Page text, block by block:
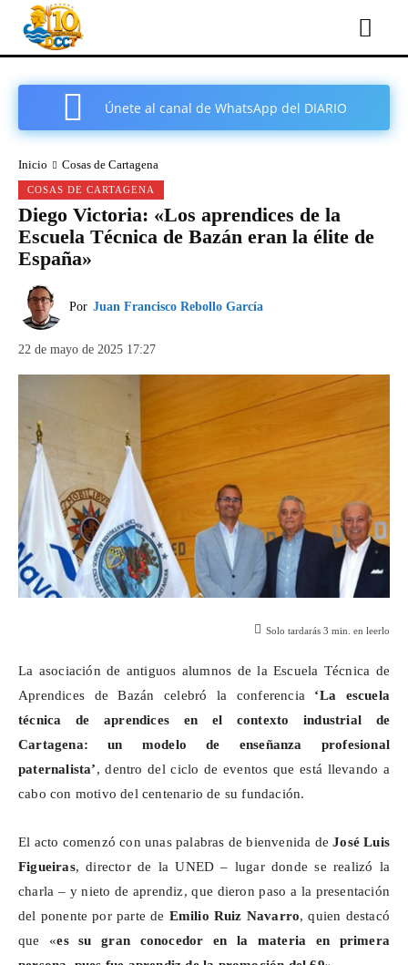
Únete al canal de WhatsApp del DIARIO
Inicio Cosas de Cartagena
COSAS DE CARTAGENA
Diego Victoria: «Los aprendices de la
Escuela Técnica de Bazán eran la élite de
España»
Por Juan Francisco Rebollo García
22 de mayo de 2025 17:27
Solo tardarás 3 min. en leerlo
La asociación de antiguos alumnos de la Escuela Técnica de
Aprendices de Bazán celebró la conferencia ‘La escuela
técnica de aprendices en el contexto industrial de
Cartagena: un modelo de enseñanza profesional
paternalista’, dentro del ciclo de eventos que está llevando a
cabo con motivo del centenario de su fundación.
El acto comenzó con unas palabras de bienvenida deJosé Luis
Figueiras, director de la UNED – lugar donde se realizó la
charla – y nieto de aprendiz, que dieron paso a la presentación
del ponente por parte de Emilio Ruiz Navarro, quien destacó
que «es su gran conocedor en la materia en primera